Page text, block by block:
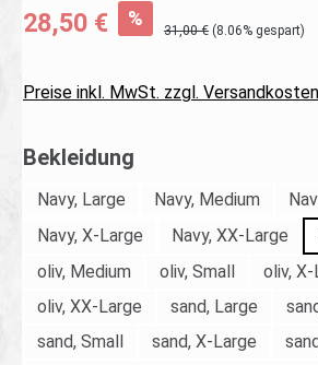
28,50 € %
31,00 € (8.06% gespart)
Preise inkl. MwSt. zzgl. Versandkosten
Bekleidung
Navy, Large Navy, Medium
Navy, X-Large
Navy, XX-Large
oliv, Medium
oliv, Small
oliv,
oliv, XX-Large
sand, Large
sand, Small
sand, X-Large